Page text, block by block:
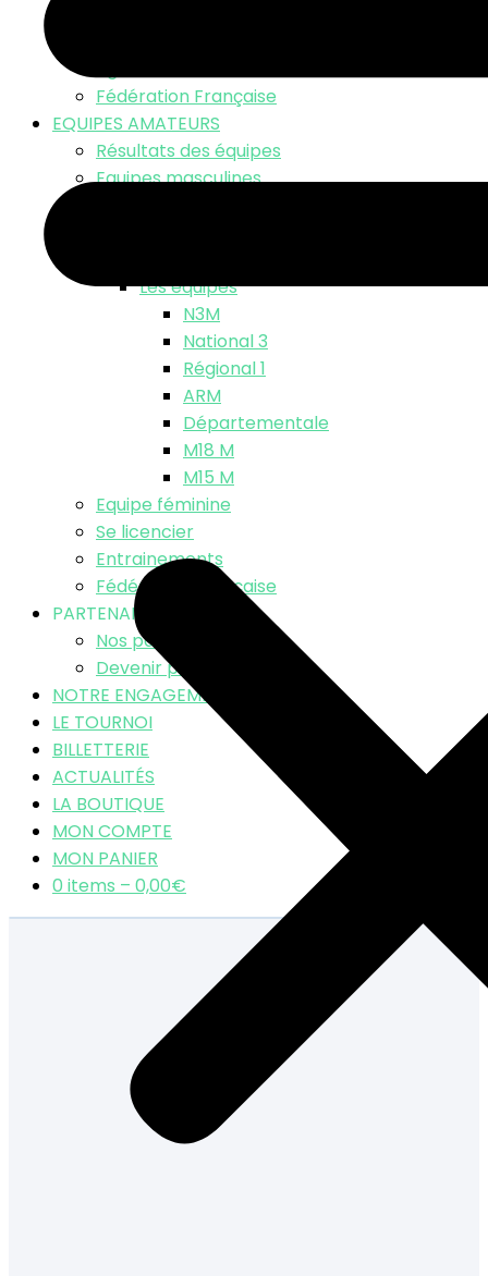
Fédération Française
EQUIPES AMATEURS
Résultats des équipes
Equipes masculines
Les équipes
N3M
National 3
Régional 1
ARM
Départementale
M18 M
M15 M
Equipe féminine
Se licencier
Entrainements
Fédération Française
PARTENAIRES
Nos partenaires
Devenir partenaire
NOTRE ENGAGEMENT RSE
LE TOURNOI
BILLETTERIE
ACTUALITÉS
LA BOUTIQUE
MON COMPTE
MON PANIER
0 items – 0,00€